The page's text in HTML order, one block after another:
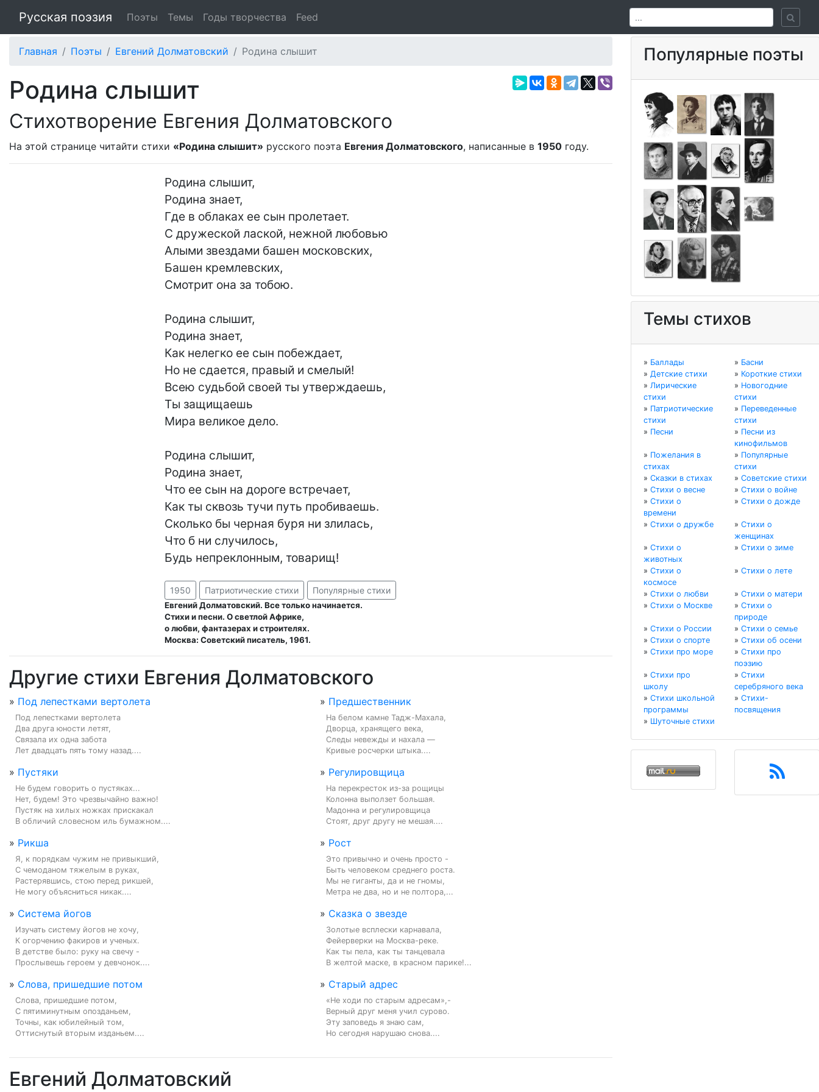
Русская поэзия Поэты Темы Годы творчества Feed
Главная Поэты Евгений Долматовский Родина слышит
Родина слышит
Стихотворение Евгения Долматовского
На этой странице читайти стихи «Родина слышит» русского поэта Евгения Долматовского, написанные в 1950 году.
Родина слышит,
Родина знает,
Где в облаках ее сын пролетает.
С дружеской лаской, нежной любовью
Алыми звездами башен московских,
Башен кремлевских,
Смотрит она за тобою.
Родина слышит,
Родина знает,
Как нелегко ее сын побеждает,
Но не сдается, правый и смелый!
Всею судьбой своей ты утверждаешь,
Ты защищаешь
Мира великое дело.
Родина слышит,
Родина знает,
Что ее сын на дороге встречает,
Как ты сквозь тучи путь пробиваешь.
Сколько бы черная буря ни злилась,
Что б ни случилось,
Будь непреклонным, товарищ!
1950 Патриотические стихи Популярные стихи
Евгений Долматовский. Все только начинается.
Стихи и песни. О светлой Африке,
о любви, фантазерах и строителях.
Москва: Советский писатель, 1961.
Другие стихи Евгения Долматовского
» Под лепестками вертолета
Под лепестками вертолета
Два друга юности летят,
Связала их одна забота
Лет двадцать пять тому назад....
» Предшественник
На белом камне Тадж-Махала,
Дворца, хранящего века,
Следы невежды и нахала —
Кривые росчерки штыка....
» Пустяки
Не будем говорить о пустяках...
Нет, будем! Это чрезвычайно важно!
Пустяк на хилых ножках прискакал
В обличий словесном иль бумажном....
» Регулировщица
На перекресток из-за рощицы
Колонна выползет большая.
Мадонна и регулировщица
Стоят, друг другу не мешая....
» Рикша
Я, к порядкам чужим не привыкший,
С чемоданом тяжелым в руках,
Растерявшись, стою перед рикшей,
Не могу объясниться никак....
» Рост
Это привычно и очень просто -
Быть человеком среднего роста.
Мы не гиганты, да и не гномы,
Метра не два, но и не полтора,...
» Система йогов
Изучать систему йогов не хочу,
К огорчению факиров и ученых.
В детстве было: руку на свечу -
Прослывешь героем у девчонок....
» Сказка о звезде
Золотые всплески карнавала,
Фейерверки на Москва-реке.
Как ты пела, как ты танцевала
В желтой маске, в красном парике!...
» Слова, пришедшие потом
Слова, пришедшие потом,
С пятиминутным опозданьем,
Точны, как юбилейный том,
Оттиснутый вторым изданьем....
» Старый адрес
«Не ходи по старым адресам»,-
Верный друг меня учил сурово.
Эту заповедь я знаю сам,
Но сегодня нарушаю снова....
Евгений Долматовский
Популярные поэты
Темы стихов
» Баллады » Басни
» Детские стихи » Короткие стихи
» Лирические
стихи
» Новогодние
стихи
» Патриотические
стихи
» Переведенные
стихи
» Песни » Песни из
кинофильмов
» Пожелания в
стихах
» Популярные
стихи
» Сказки в стихах » Советские стихи
» Стихи о весне » Стихи о войне
» Стихи о
времени
» Стихи о дожде
» Стихи о дружбе » Стихи о
женщинах
» Стихи о
животных
» Стихи о зиме
» Стихи о
космосе
» Стихи о лете
» Стихи о любви » Стихи о матери
» Стихи о Москве » Стихи о
природе
» Стихи о России » Стихи о семье
» Стихи о спорте » Стихи об осени
» Стихи про море » Стихи про
поэзию
» Стихи про
школу
» Стихи
серебряного века
» Стихи школьной
программы
» Стихи-
посвящения
» Шуточные стихи